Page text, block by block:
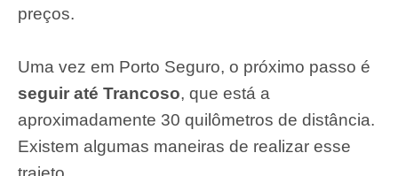
preços.
Uma vez em Porto Seguro, o próximo passo é
seguir até Trancoso, que está a
aproximadamente 30 quilômetros de distância.
Existem algumas maneiras de realizar esse